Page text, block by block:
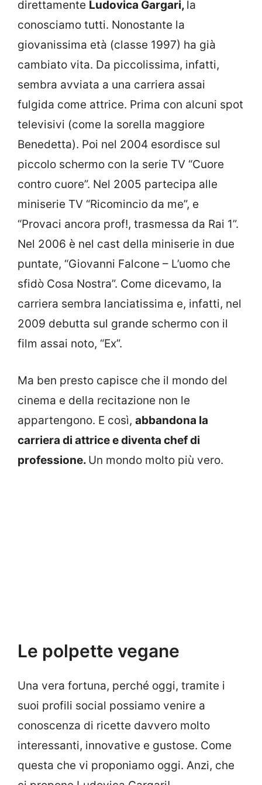
direttamente Ludovica Gargari, la
conosciamo tutti. Nonostante la
giovanissima età (classe 1997) ha già
cambiato vita. Da piccolissima, infatti,
sembra avviata a una carriera assai
fulgida come attrice. Prima con alcuni spot
televisivi (come la sorella maggiore
Benedetta). Poi nel 2004 esordisce sul
piccolo schermo con la serie TV “Cuore
contro cuore”. Nel 2005 partecipa alle
miniserie TV “Ricomincio da me”, e
“Provaci ancora prof!, trasmessa da Rai 1”.
Nel 2006 è nel cast della miniserie in due
puntate, “Giovanni Falcone – L’uomo che
sfidò Cosa Nostra”. Come dicevamo, la
carriera sembra lanciatissima e, infatti, nel
2009 debutta sul grande schermo con il
film assai noto, “Ex”.
Ma ben presto capisce che il mondo del
cinema e della recitazione non le
appartengono. E così, abbandona la
carriera di attrice e diventa chef di
professione. Un mondo molto più vero.
Le polpette vegane
Una vera fortuna, perché oggi, tramite i
suoi profili social possiamo venire a
conoscenza di ricette davvero molto
interessanti, innovative e gustose. Come
questa che vi proponiamo oggi. Anzi, che